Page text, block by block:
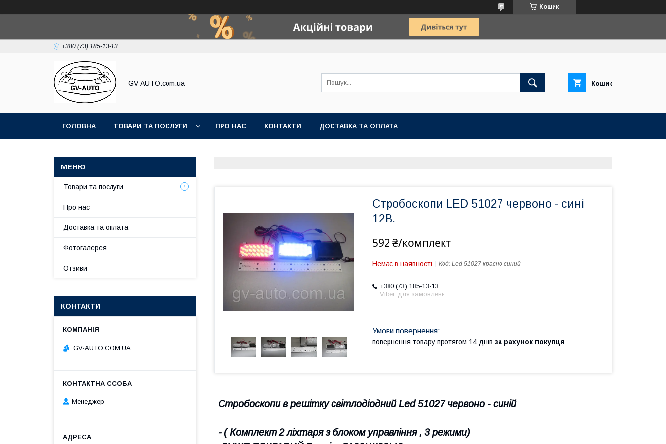
Кошик
+380 (73) 185-13-13
GV-AUTO.com.ua Кошик
ГОЛОВНА ТОВАРИ ТА ПОСЛУГИ ПРО НАС КОНТАКТИ ДОСТАВКА ТА ОПЛАТА
Стробоскопи LED 51027 червоно - сині
12В.
592 ₴/комплект
Немає в наявності Код: Led 51027 красно синий
+380 (73) 185-13-13
Viber. для замовлень
повернення товару протягом 14 днів за рахунок покупця
Стробоскопи в решітку світлодіодний Led 51027 червоно - синій
- ( Комплект 2 ліхтаря з блоком управління , 3 режими)
Товари та послуги
Про нас
Доставка та оплата
Фотогалерея
Отзиви
КОНТАКТИ
GV-AUTO.COM.UA
Менеджер